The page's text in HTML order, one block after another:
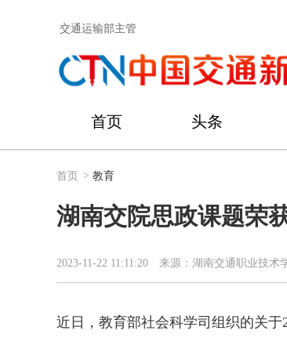
交通运输部主管
首页 头条
首页 > 教育
湖南交院思政课题荣
2023-11-22 11:11:20 来源：湖南交通职业技术
近日，教育部社会科学司组织的关